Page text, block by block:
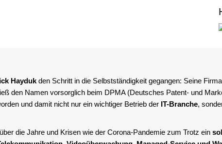
Hayduk den Schritt in die Selbstständigkeit gegangen: Seine Firma
den Namen vorsorglich beim DPMA (Deutsches Patent- und
und damit nicht nur ein wichtiger Betrieb der IT-Branche,
die Jahre und Krisen wie der Corona-Pandemie zum Trotz ein